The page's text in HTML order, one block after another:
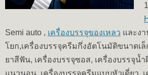
Semi auto , เครื่องบรรจุของเหลว และง
โยก,เครื่องบรรจุครีมกึ่งอัตโนมัติขนาดเ
ยาสีฟัน, เครื่องบรรจุซอส, เครื่องบรรจุน้
แนวนอน, เครื่องบรรจุครีมแบบหัวเดี่ยว,